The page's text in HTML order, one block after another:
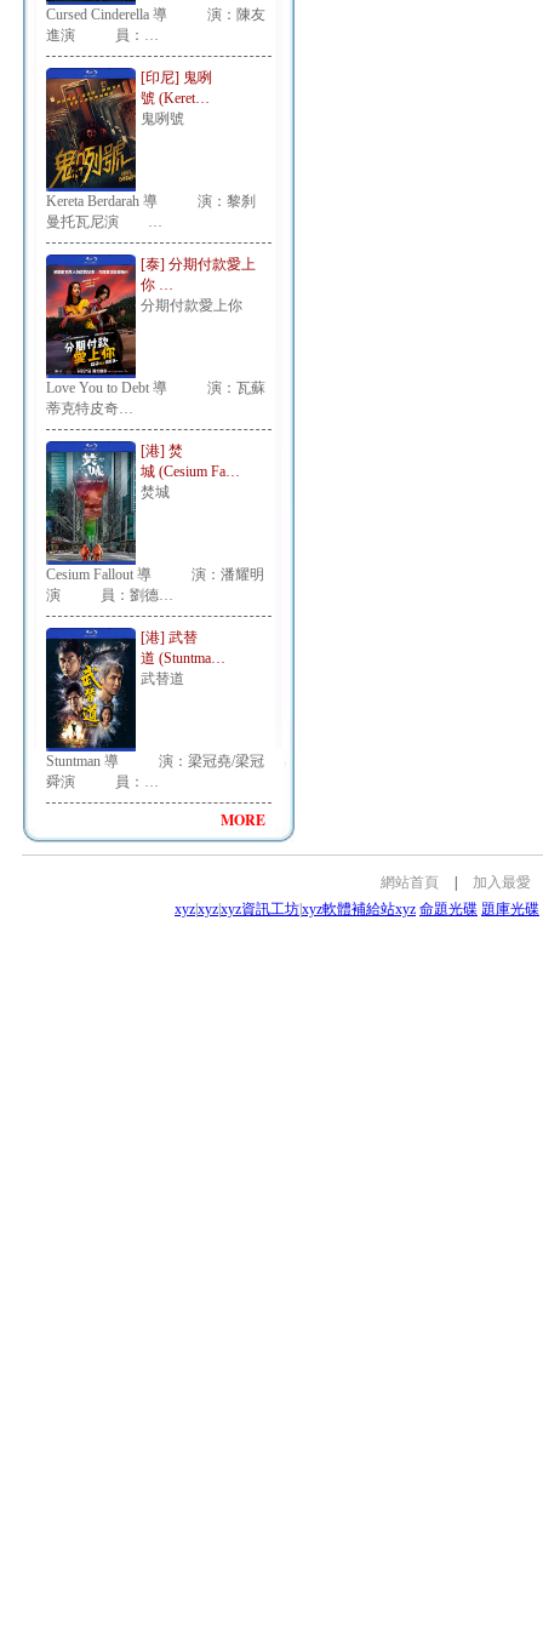
Cursed Cinderella 導 演：陳友
進演 員：…
[印尼] 鬼咧
號 (Keret…
鬼咧號
Kereta Berdarah 導 演：黎刹
曼托瓦尼演 …
[泰] 分期付款愛上
你 …
分期付款愛上你
Love You to Debt 導 演：瓦蘇
蒂克特皮奇…
[港] 焚
城 (Cesium Fa…
焚城
Cesium Fallout 導 演：潘耀明
演 員：劉德…
[港] 武替
道 (Stuntma…
武替道
Stuntman 導 演：梁冠堯/梁冠
舜演 員：…
MORE
網站首頁
加入最愛
xyzxyzxyz資訊工坊xyz軟體補給站xyz 命題光碟 題庫光碟